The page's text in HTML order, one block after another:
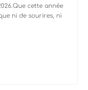
cette année
ni de sourires, ni